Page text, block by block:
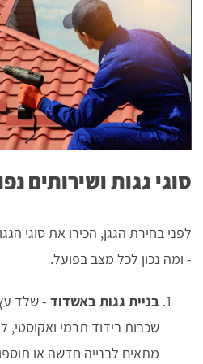
סוגי גגות ושירותים
לפני בחירת הגגן, הכירו את סוגי
- ומה נכון לכל מצב בפועל.
בניית גגות באשדוד - שלד
שכבות בידוד תרמי ואקוסטי,
מתאים לבנייה חדשה או